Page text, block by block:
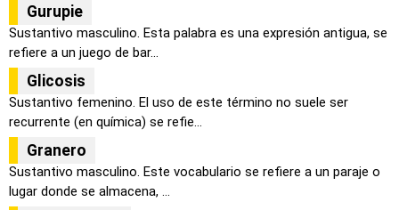
Gurupie
Sustantivo masculino. Esta palabra es una expresión antigua, se
refiere a un juego de bar...
Glicosis
Sustantivo femenino. El uso de este término no suele ser
recurrente (en química) se refie...
Granero
Sustantivo masculino. Este vocabulario se refiere a un paraje o
lugar donde se almacena, ...